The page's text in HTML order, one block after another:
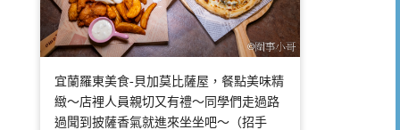
宜蘭羅東美食-貝加莫比薩屋，餐點美味精
緻～店裡人員親切又有禮～同學們走過路
過聞到披薩香氣就進來坐坐吧～（招手